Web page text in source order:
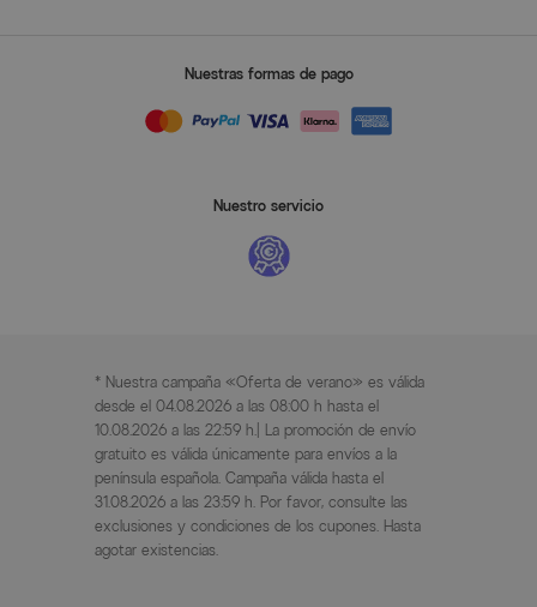
Nuestras formas de pago
Nuestro servicio
* Nuestra campaña «Oferta de verano» es válida
desde el 04.08.2026 a las 08:00 h hasta el
10.08.2026 a las 22:59 h.| La promoción de envío
gratuito es válida únicamente para envíos a la
península española. Campaña válida hasta el
31.08.2026 a las 23:59 h. Por favor, consulte las
exclusiones y condiciones de los cupones. Hasta
agotar existencias.